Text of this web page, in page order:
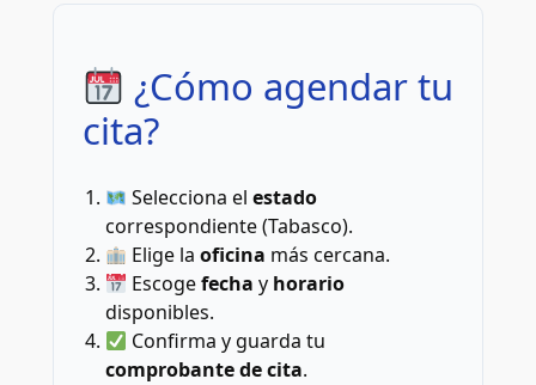
¿Cómo agendar tu
cita?
Selecciona elestado
correspondiente (Tabasco).
Elige laoficina más cercana.
Escogefecha y horario
disponibles.
Confirma y guarda tu
comprobante de cita.